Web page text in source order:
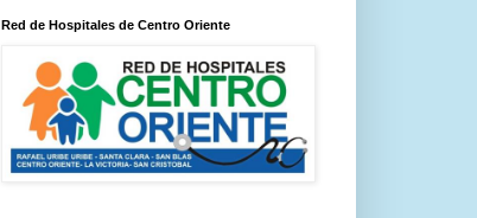
Red de Hospitales de Centro Oriente